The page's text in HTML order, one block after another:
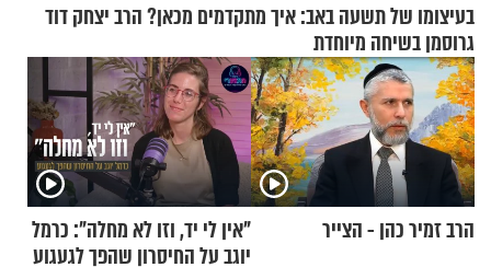
בעיצומו של תשעה באב: איך מתקדמים מכאן? הרב יצחק דוד
גרוסמן בשיחה מיוחדת
הרב זמיר כהן - הצייר
"אין לי יד, וזו לא מחלה": כרמל
יוגב על החיסרון שהפך לגעגוע